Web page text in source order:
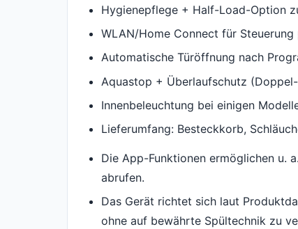
Hygienepflege + Half-Load-Option
WLAN/Home Connect für
Automatische Türöffnung nach
Aquastop + Überlaufschutz
Innenbeleuchtung bei einigen
Lieferumfang: Besteckkorb,
Die App-Funktionen ermöglichen u.
abrufen.
Das Gerät richtet sich laut
ohne auf bewährte Spültechnik zu